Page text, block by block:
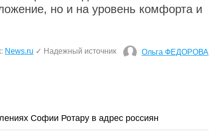
но и на уровень комфорта и
News.ru ✓ Надежный источник Ольга ФЕДОРОВА
Софии Ротару в адрес россиян